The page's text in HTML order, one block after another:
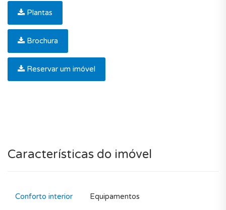
Plantas
Brochura
Reservar um imóvel
Características do imóvel
Conforto interior Equipamentos